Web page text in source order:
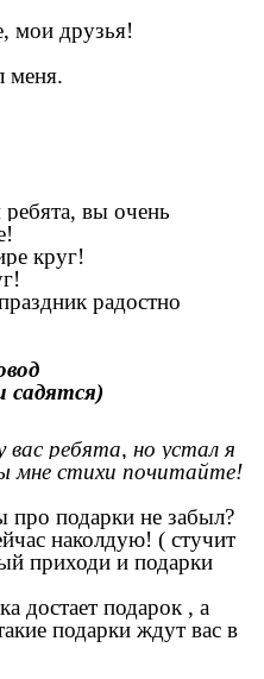
мои друзья!
меня.
вы очень
круг!
радостно
садятся)
вас ребята, но устал я
мне стихи почитайте!
про подарки не забыл?
наколдую! ( стучит
приходи и подарки
достает подарок , а
подарки ждут вас в